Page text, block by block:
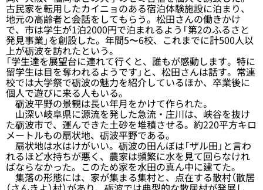
古民家を転用したカイニョのある宿泊体験施設に泊まり、
地元の高齢者と会話をしてもらう。松田さんの働きかけ
で、市は学生が1泊2000円で泊まれるよう「第2のふるさと
発見事業」を創設した。年間5〜6校、これまでに計500人以
上が砺波を訪れたという。
「学生達を展望台に連れて行くと、誰もが感動します。特に
留学生は目を奪われるようです」と、松田さんは話す。常連
校では大学祭で砺波の魅力を紹介しているほか、卒業後に
個人で遊びに来る人もいる。
砺波平野の景観は長い年月をかけて作られた。
山深い岐阜県に源流を発した急流・庄川は、峡谷を抜け
た砺波市で、運んできた土砂を堆積させる。約220平方キロ
メートルもの扇状地、砺波平野である。
扇状地は水はけがいい。砺波の田んぼは「ザル田」と言わ
れるほど水持ちが悪く、農家は頻繁に水を見て回らなけれ
ばならなかった。このため家を水田の真ん中に建てた。
集落の形態には、家が集まる集村と、点在する散村（散居